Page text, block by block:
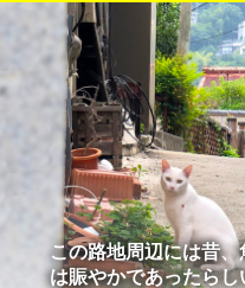
この路地周辺には昔
は賑やかであったらし